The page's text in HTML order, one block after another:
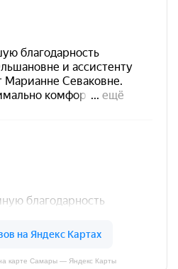
карте Самары — Яндекс Карты